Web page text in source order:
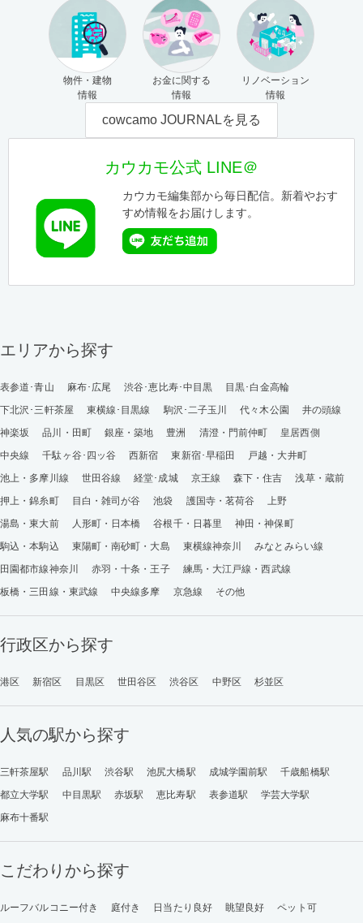
物件・建物
情報
お金に関する
情報
リノベーション
情報
cowcamo JOURNALを見る
カウカモ公式 LINE＠
カウカモ編集部から毎日配信。新着やおす
すめ情報をお届けします。
エリアから探す
表参道･青山 麻布･広尾 渋谷･恵比寿･中目黒
目黒･白金高輪
下北沢･三軒茶屋
東横線･目黒線 駒沢･二子玉川 代々木公園
井の頭線
神楽坂
品川・田町 銀座・築地 豊洲 清澄・門前仲町
皇居西側
中央線
千駄ヶ谷･四ッ谷 西新宿 東新宿･早稲田
戸越・大井町
池上・多摩川線
世田谷線 経堂･成城 京王線 森下・住吉
浅草・蔵前
押上・錦糸町
目白・雑司が谷 池袋 護国寺・茗荷谷
上野
湯島・東大前
人形町・日本橋 谷根千・日暮里
神田・神保町
駒込・本駒込
東陽町・南砂町・大島 東横線神奈川
みなとみらい線
田園都市線神奈川
赤羽・十条・王子
練馬・大江戸線・西武線
板橋・三田線・東武線
中央線多摩 京急線 その他
行政区から探す
港区 新宿区 目黒区 世田谷区 渋谷区 中野区 杉並区
人気の駅から探す
三軒茶屋駅 品川駅 渋谷駅 池尻大橋駅 成城学園前駅
千歳船橋駅
都立大学駅
中目黒駅 赤坂駅 恵比寿駅 表参道駅
学芸大学駅
麻布十番駅
こだわりから探す
ルーフバルコニー付き 庭付き 日当たり良好 眺望良好
ペット可